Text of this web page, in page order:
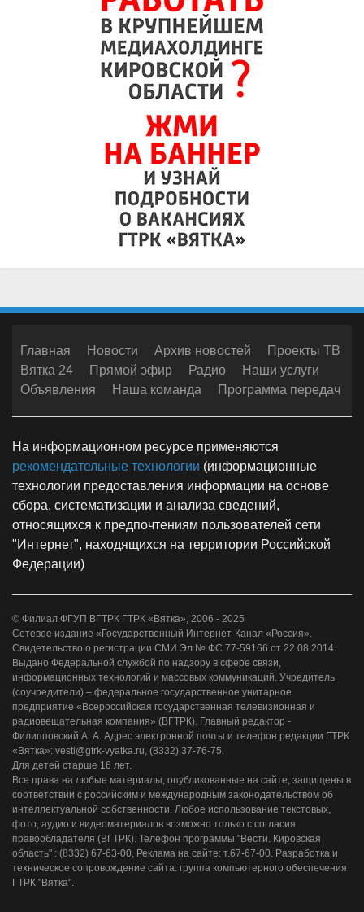
Главная Новости Архив новостей
Проекты ТВ
Вятка 24
Прямой эфир Радио
Наши услуги
Объявления
Наша команда Программа передач
На информационном ресурсе применяются
рекомендательные технологии (информационные
технологии предоставления информации на основе
сбора, систематизации и анализа сведений,
относящихся к предпочтениям пользователей сети
"Интернет", находящихся на территории Российской
Федерации)
© Филиал ФГУП ВГТРК ГТРК «Вятка», 2006 - 2025
Сетевое издание «Государственный Интернет-Канал «Россия».
Свидетельство о регистрации СМИ Эл № ФС 77-59166 от 22.08.2014.
Выдано Федеральной службой по надзору в сфере связи,
информационных технологий и массовых коммуникаций. Учредитель
(соучредители) – федеральное государственное унитарное
предприятие «Всероссийская государственная телевизионная и
радиовещательная компания» (ВГТРК). Главный редактор -
Филипповский А. А. Адрес электронной почты и телефон редакции ГТРК
«Вятка»: vesti@gtrk-vyatka.ru, (8332) 37-76-75.
Для детей старше 16 лет.
Все права на любые материалы, опубликованные на сайте, защищены в
соответствии с российским и международным законодательством об
интеллектуальной собственности. Любое использование текстовых,
фото, аудио и видеоматериалов возможно только с согласия
правообладателя (ВГТРК). Телефон программы "Вести. Кировская
область" : (8332) 67-63-00, Реклама на сайте: т.67-67-00. Разработка и
техническое сопровождение сайта: группа компьютерного обеспечения
ГТРК "Вятка".